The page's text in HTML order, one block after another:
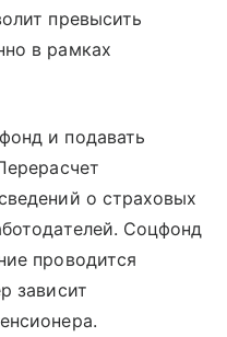
превысить
в рамках
и подавать
о страховых
Соцфонд
проводится
зависит